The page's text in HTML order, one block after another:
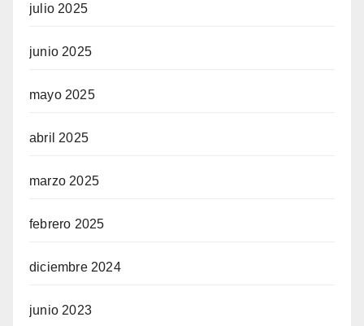
julio 2025
junio 2025
mayo 2025
abril 2025
marzo 2025
febrero 2025
diciembre 2024
junio 2023